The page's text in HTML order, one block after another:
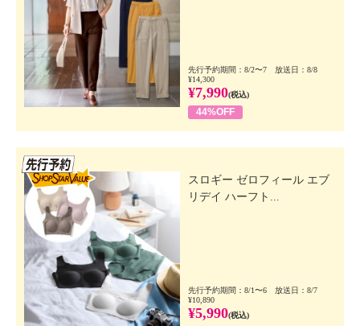
先行予約期間：8/2〜7 放送日：8/8
¥14,300
¥7,990(税込)
44%OFF
スロギー ゼロフィール エブ
リデイ ハーフト...
先行予約期間：8/1〜6 放送日：8/7
¥10,890
¥5,990(税込)